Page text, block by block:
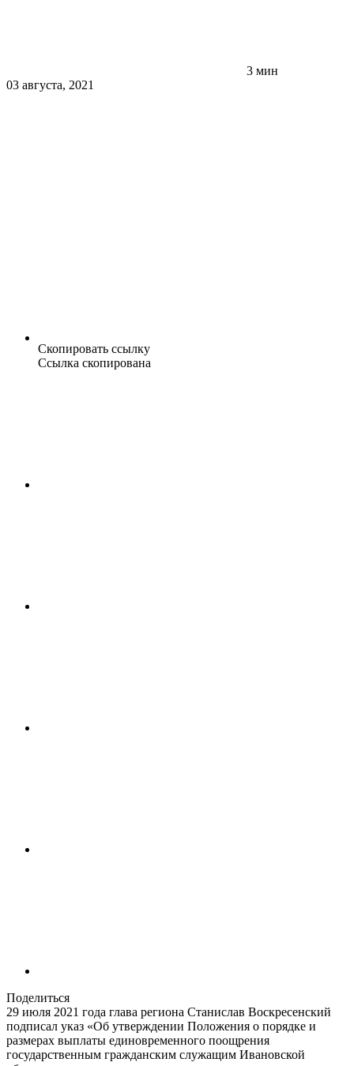
3 мин
03 августа, 2021
Скопировать ссылку
Ссылка скопирована
Поделиться
29 июля 2021 года глава региона Станислав Воскресенский
подписал указ «Об утверждении Положения о порядке и
размерах выплаты единовременного поощрения
государственным гражданским служащим Ивановской